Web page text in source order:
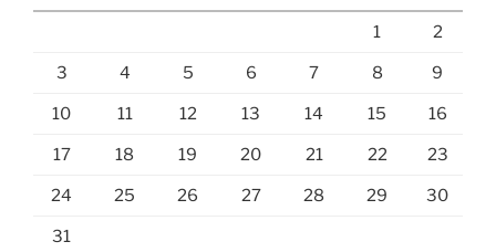
1 2
3 4 5 6 7 8 9
10 11 12 13 14 15 16
17 18 19 20 21 22 23
24 25 26 27 28 29 30
31